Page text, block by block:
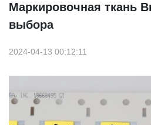
Маркировочная ткань
выбора
2024-04-13 00:12:11